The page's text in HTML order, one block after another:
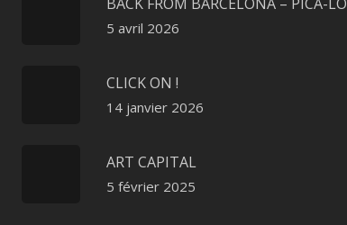
5 avril 2026
CLICK ON !
14 janvier 2026
ART CAPITAL
5 février 2025